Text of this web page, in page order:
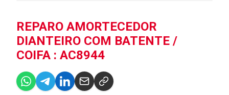
REPARO AMORTECEDOR
DIANTEIRO COM BATENTE /
COIFA : AC8944